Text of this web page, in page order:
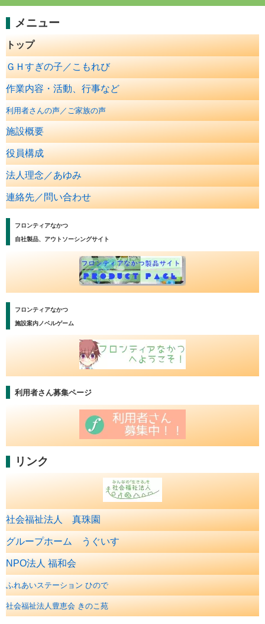
メニュー
トップ
ＧＨすぎの子／こもれび
作業内容・活動、行事など
利用者さんの声／ご家族の声
施設概要
役員構成
法人理念／あゆみ
連絡先／問い合わせ
フロンティアなかつ
自社製品、アウトソーシングサイト
フロンティアなかつ
施設案内ノベルゲーム
利用者さん募集ページ
リンク
社会福祉法人 真珠園
グループホーム うぐいす
NPO法人 福和会
ふれあいステーション ひので
社会福祉法人豊恵会 きのこ苑